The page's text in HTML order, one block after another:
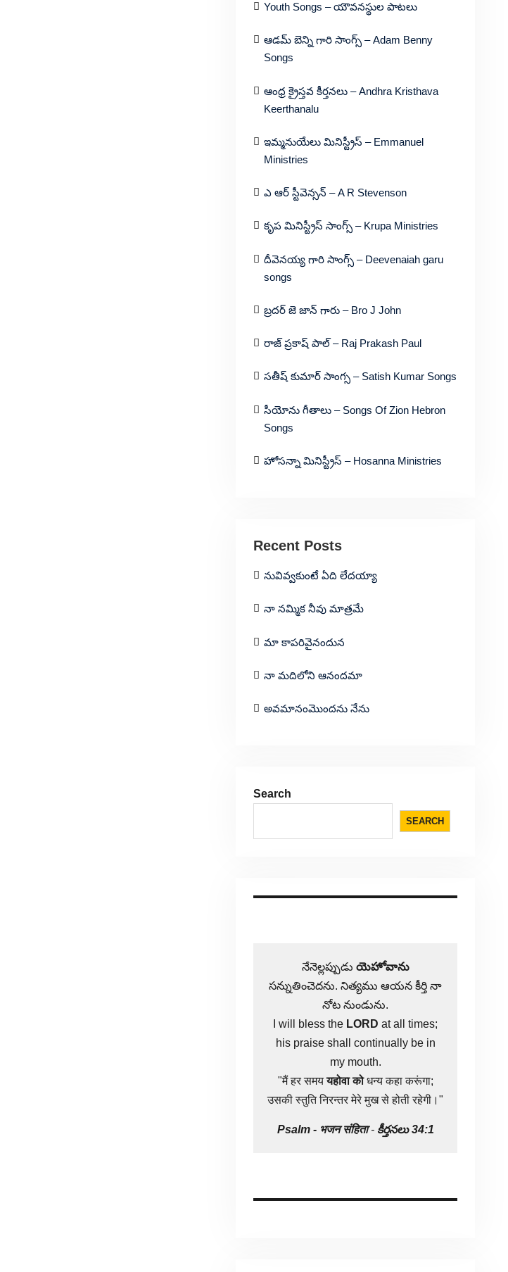
Youth Songs – యౌవనస్థుల పాటలు
ఆడమ్ బెన్ని గారి సాంగ్స్ – Adam Benny
Songs
ఆంధ్ర క్రైస్తవ కీర్తనలు – Andhra Kristhava
Keerthanalu
ఇమ్మనుయేలు మినిస్ట్రీస్ – Emmanuel
Ministries
ఎ ఆర్ స్టీవెన్సన్ – A R Stevenson
కృప మినిస్ట్రీస్ సాంగ్స్ – Krupa Ministries
దీవెనయ్య గారి సాంగ్స్ – Deevenaiah garu
songs
బ్రదర్ జె జాన్ గారు – Bro J John
రాజ్ ప్రకాష్ పాల్ – Raj Prakash Paul
సతీష్ కుమార్ సాంగ్స – Satish Kumar Songs
సీయోను గీతాలు – Songs Of Zion Hebron
Songs
హోసన్నా మినిస్ట్రీస్ – Hosanna Ministries
Recent Posts
నువివ్వకుంటే ఏది లేదయ్యా
నా నమ్మిక నీవు మాత్రమే
మా కాపరివైనందున
నా మదిలోని ఆనందమా
అవమానంమొందను నేను
Search
SEARCH
నేనెల్లప్పుడు యెహోవాను
సన్నుతించెదను. నిత్యము ఆయన కీర్తి నా
నోట నుండును.
I will bless the LORD at all times;
his praise shall continually be in
my mouth.
"मैं हर समययहोवा कोधन्य कहा करूंगा;
उसकी स्तुति निरन्तर मेरे मुख से होती रहेगी।"
Psalm - भजन संहिता- కీర్తనలు 34:1